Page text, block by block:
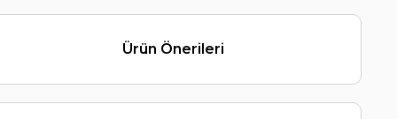
Ürün Önerileri